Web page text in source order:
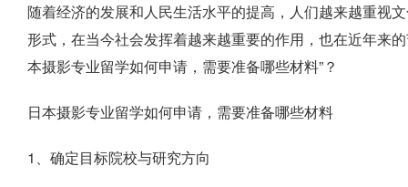
随着经济的发展和人民生活水平的提高，人们越来越重视
形式，在当今社会发挥着越来越重要的作用，也在近年来
本摄影专业留学如何申请，需要准备哪些材料”？
日本摄影专业留学如何申请，需要准备哪些材料
1、确定目标院校与研究方向